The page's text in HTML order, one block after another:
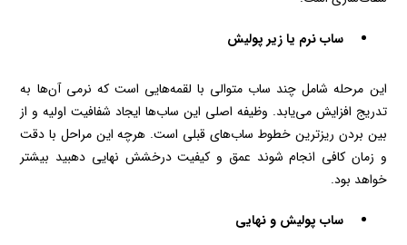
ساب نرم یا زیر پولیش
این مرحله شامل چند ساب متوالی با لقمه‌هایی است که نرمی آن‌ها به
تدریج افزایش می‌یابد. وظیفه اصلی این ساب‌ها ایجاد شفافیت اولیه و از
بین بردن ریزترین خطوط ساب‌های قبلی است. هرچه این مراحل با دقت
و زمان کافی انجام شوند عمق و کیفیت درخشش نهایی دهبید بیشتر
خواهد بود.
ساب پولیش و نهایی